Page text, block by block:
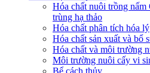
Hóa chất nuôi trồng
trùng hạ thảo
Hóa chất phân tích hóa lý
Hóa chất sản xuất và bổ
Hóa chất và môi trường
Môi trường nuôi cấy vi
Bể cách thủy